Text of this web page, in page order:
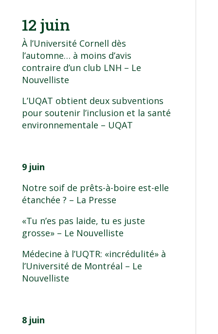
12 juin
À l’Université Cornell dès
l’automne… à moins d’avis
contraire d’un club LNH – Le
Nouvelliste
L’UQAT obtient deux subventions
pour soutenir l’inclusion et la santé
environnementale – UQAT
9 juin
Notre soif de prêts-à-boire est-elle
étanchée ? – La Presse
«Tu n’es pas laide, tu es juste
grosse»– Le Nouvelliste
Médecine à l’UQTR: «incrédulité» à
l’Université de Montréal – Le
Nouvelliste
8 juin